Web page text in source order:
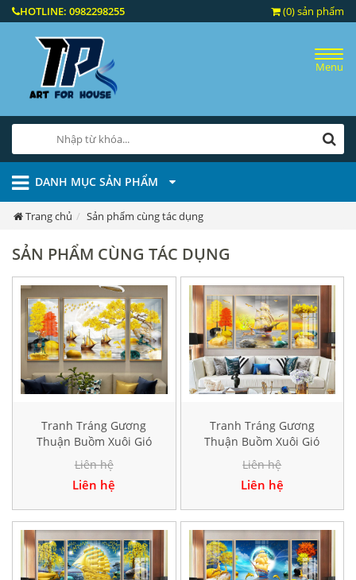
HOTLINE: 0982298255 (0) sản phẩm
Menu
DANH MỤC SẢN PHẨM
Trang chủ Sản phẩm cùng tác dụng
SẢN PHẨM CÙNG TÁC DỤNG
Tranh Tráng Gương
Thuận Buồm Xuôi Gió
Hiện Đại HD40276
Liên hệ
Liên hệ
Tranh Tráng Gương
Thuận Buồm Xuôi Gió
Hiện Đại HD40282
Liên hệ
Liên hệ